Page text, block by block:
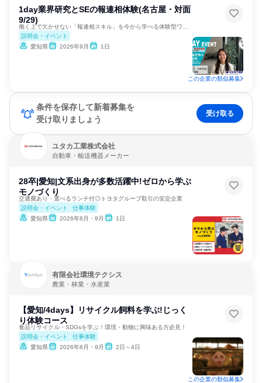
1day業界研究とSEの報連相体験(名古屋・対面
9/29)
説明会・イベント
愛知県
2026年9月 1日
この企業の類似募集
条件を保存して新着募集を
受け取りましょう
受け取る
ユタカ工業株式会社
自動車・輸送機器メーカー
28卒|愛知|文系出身が多数活躍中!ゼロから学ぶ
モノづくり
交通費あり・選べるランチ付◎トヨタグループ取引の安定企業
説明会・イベント
仕事体験
愛知県
2026年8月・9月 1日
有限会社環境テクシス
農業・林業・水産業
【愛知/4days】リサイクル飼料を学ぶ!じっく
り体験コース
食品リサイクル・SDGsを学ぶ！環境・動物に興味ある方必見！
説明会・イベント
仕事体験
愛知県
2026年8月・9月 2日～4日
この企業の類似募集